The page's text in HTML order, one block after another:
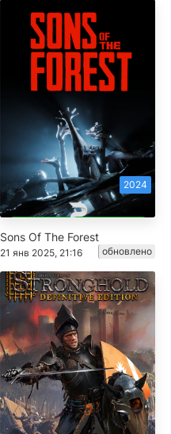
2024
Sons Of The Forest
21 янв 2025, 21:16 обновлено